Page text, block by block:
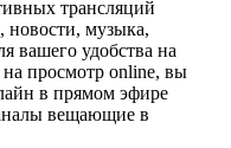
трансляций
новости, музыка,
вашего удобства на
просмотр online, вы
в прямом эфире
вещающие в